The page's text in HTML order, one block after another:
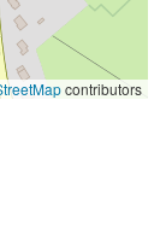
contributors